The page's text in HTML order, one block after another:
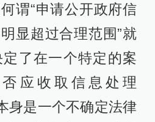
谓“申请公开政府信
显超过合理范围”就
了在一个特定的案
应收取信息处理
身是一个不确定法律